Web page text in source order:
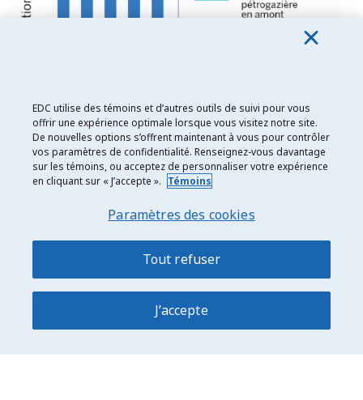
à ce titre, la valeur des expositions a été ajustée pour tenir compte
des taux de change en vigueur au moment où la valeur cible a été
établie.
Énoncé sur la confidentialité et les témoins
EDC utilise des témoins et d’autres outils de suivi pour vous
offrir une expérience optimale lorsque vous visitez notre site.
De nouvelles options s’offrent maintenant à vous pour contrôler
vos paramètres de confidentialité. Renseignez-vous davantage
sur les témoins, ou acceptez de personnaliser votre expérience
en cliquant sur « J’accepte ». Témoins
Paramètres des cookies
Tout refuser
J’accepte